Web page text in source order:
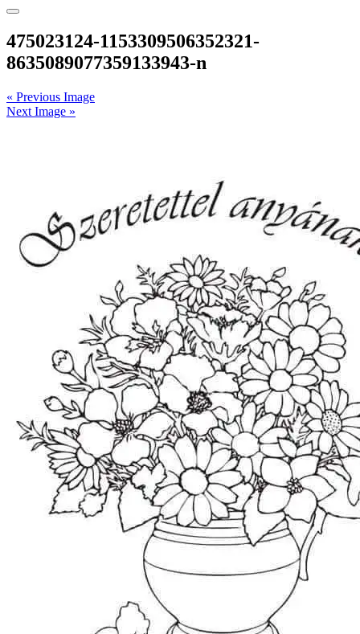
475023124-1153309506352321-
8635089077359133943-n
« Previous Image
Next Image »